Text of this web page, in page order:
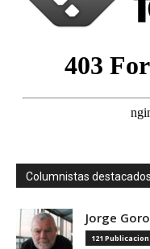
Columnistas destacados
Jorge
121